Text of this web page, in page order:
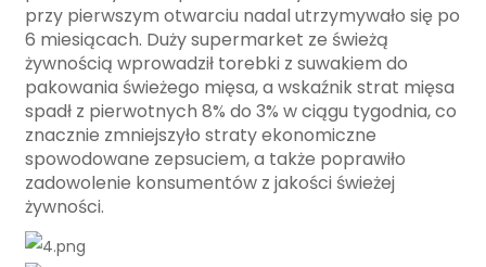
przy pierwszym otwarciu nadal utrzymywało się po
6 miesiącach. Duży supermarket ze świeżą
żywnością wprowadził torebki z suwakiem do
pakowania świeżego mięsa, a wskaźnik strat mięsa
spadł z pierwotnych 8% do 3% w ciągu tygodnia, co
znacznie zmniejszyło straty ekonomiczne
spowodowane zepsuciem, a także poprawiło
zadowolenie konsumentów z jakości świeżej
żywności.